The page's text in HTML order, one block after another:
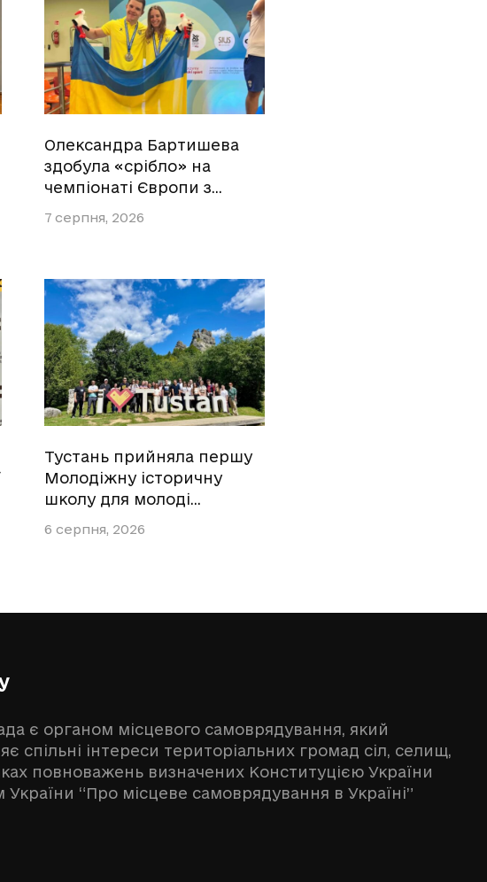
Олександра Бартишева
здобула «срібло» на
чемпіонаті Європи з…
7 серпня, 2026
Тустань прийняла першу
Молодіжну історичну
школу для молоді…
6 серпня, 2026
є органом місцевого самоврядування, який
спільні інтереси територіальних громад сіл, селищ,
повноважень визначених Конституцією України
України “Про місцеве самоврядування в Україні”